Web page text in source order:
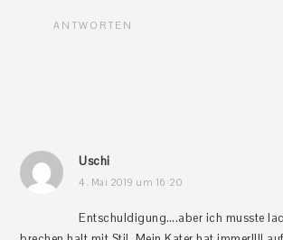
ANTWORTEN
Uschi
4. Mai 2019 um 16:20
Entschuldigung….aber ich musste